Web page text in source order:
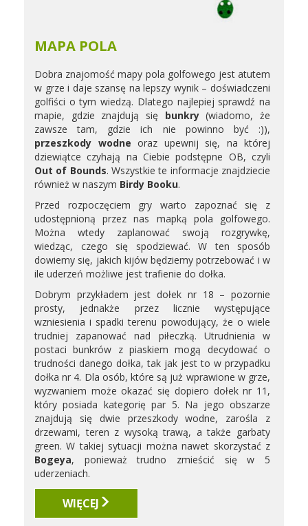
MAPA POLA
Dobra znajomość mapy pola golfowego jest atutem
w grze i daje szansę na lepszy wynik – doświadczeni
golfiści o tym wiedzą. Dlatego najlepiej sprawdź na
mapie, gdzie znajdują się bunkry(wiadomo, że
zawsze tam, gdzie ich nie powinno być :)),
przeszkody wodne oraz upewnij się, na której
dziewiątce czyhają na Ciebie podstępne OB, czyli
Out of Bounds. Wszystkie te informacje znajdziecie
również w naszym Birdy Booku.
Przed rozpoczęciem gry warto zapoznać się z
udostępnioną przez nas mapką pola golfowego.
Można wtedy zaplanować swoją rozgrywkę,
wiedząc, czego się spodziewać. W ten sposób
dowiemy się, jakich kijów będziemy potrzebować i w
ile uderzeń możliwe jest trafienie do dołka.
Dobrym przykładem jest dołek nr 18 – pozornie
prosty, jednakże przez licznie występujące
wzniesienia i spadki terenu powodujący, że o wiele
trudniej zapanować nad piłeczką. Utrudnienia w
postaci bunkrów z piaskiem mogą decydować o
trudności danego dołka, tak jak jest to w przypadku
dołka nr 4. Dla osób, które są już wprawione w grze,
wyzwaniem może okazać się dopiero dołek nr 11,
który posiada kategorię par 5. Na jego obszarze
znajdują się dwie przeszkody wodne, zarośla z
drzewami, teren z wysoką trawą, a także garbaty
green. W takiej sytuacji można nawet skorzystać z
Bogeya, ponieważ trudno zmieścić się w 5
uderzeniach.
WIĘCEJ